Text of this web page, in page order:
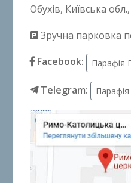
Обухів, Київська
Зручна парковка
Facebook:
Парафія
Telegram: Парафія